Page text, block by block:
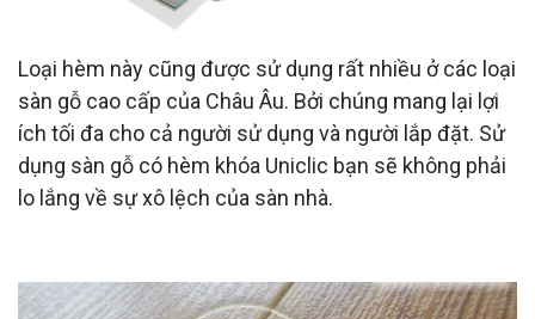
Loại hèm này cũng được sử dụng rất nhiều ở các loại
sàn gỗ cao cấp của Châu Âu. Bởi chúng mang lại lợi
ích tối đa cho cả người sử dụng và người lắp đặt. Sử
dụng sàn gỗ có hèm khóa Uniclic bạn sẽ không phải
lo lắng về sự xô lệch của sàn nhà.